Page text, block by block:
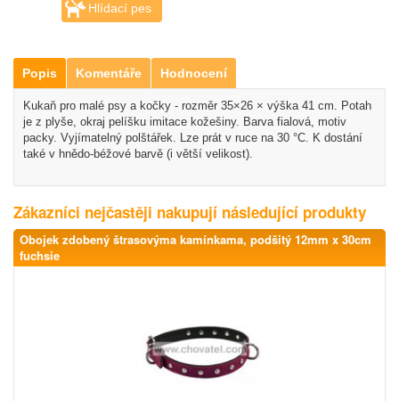
Hlídací pes
Popis Komentáře Hodnocení
Kukaň pro malé psy a kočky - rozměr 35×26 × výška 41 cm. Potah
je z plyše, okraj pelíšku imitace kožešiny. Barva fialová, motiv
packy. Vyjímatelný polštářek. Lze prát v ruce na 30 °C. K dostání
také v hnědo-béžové barvě (i větší velikost).
Zákazníci nejčastěji nakupují následující produkty
Obojek zdobený štrasovýma kamínkama, podšitý 12mm x 30cm
fuchsie